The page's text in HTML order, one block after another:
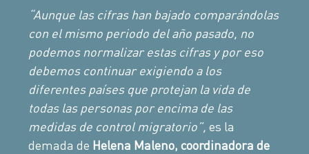
“Aunque las cifras han bajado comparándolas
con el mismo periodo del año pasado, no
podemos normalizar estas cifras y por eso
debemos continuar exigiendo a los
diferentes países que protejan la vida de
todas las personas por encima de las
medidas de control migratorio”, es la
demada de Helena Maleno, coordinadora de